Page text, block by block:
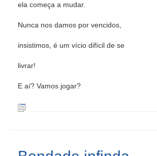
ela começa a mudar.
Nunca nos damos por vencidos,
insistimos, é um vício difícil de se
livrar!
E aí? Vamos jogar?